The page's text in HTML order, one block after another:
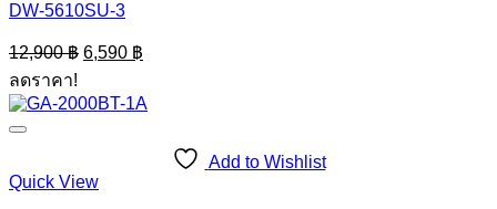
DW-5610SU-3
12,900฿ Original
price
12,900 ฿.
6,590 ฿
price
6,590 ฿.
ลดราคา!
Add to Wishlist
Quick View